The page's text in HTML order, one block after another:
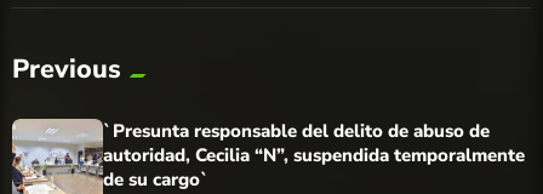
Previous
`Presunta responsable del delito de abuso de
autoridad, Cecilia “N”, suspendida temporalmente
de su cargo`